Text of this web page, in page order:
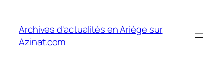
contenu
Archives d'actualités en Ariège sur
Azinat.com